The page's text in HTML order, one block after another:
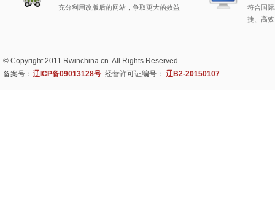
充分利用改版后的网站，争取更大的效益
符合国
捷、高
© Copyright 2011 Rwinchina.cn. All Rights Reserved
备案号： 辽ICP备09013128号 经营许可证编号： 辽B2-20150107